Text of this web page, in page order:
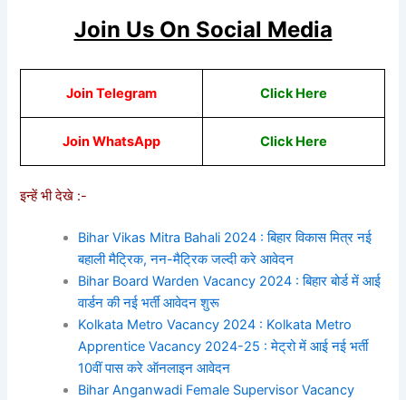
Join Us On Social Media
Join Telegram Click Here
Join WhatsApp Click Here
इन्हें भी देखे :-
Bihar Vikas Mitra Bahali 2024 : बिहार विकास मित्र नई
बहाली मैट्रिक, नन-मैट्रिक जल्दी करे आवेदन
Bihar Board Warden Vacancy 2024 : बिहार बोर्ड में आई
वार्डन की नई भर्ती आवेदन शुरू
Kolkata Metro Vacancy 2024 : Kolkata Metro
Apprentice Vacancy 2024-25 : मेट्रो में आई नई भर्ती
10वीं पास करे ऑनलाइन आवेदन
Bihar Anganwadi Female Supervisor Vacancy